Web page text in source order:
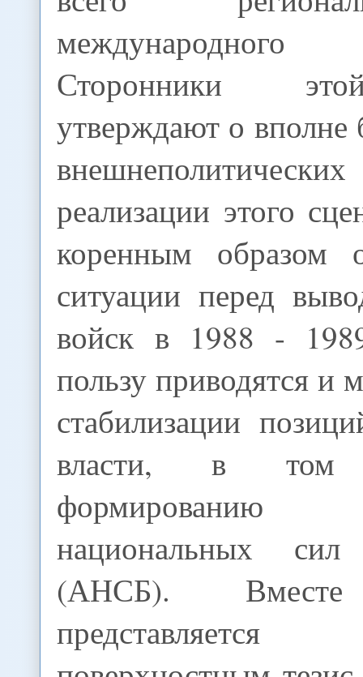
международного
Сторонники
утверждают о вполне
реализации этого
коренным образом
ситуации перед
войск в 1988 -
пользу приводятся и
стабилизации
власти, в
формированию
национальных сил
(АНСБ).